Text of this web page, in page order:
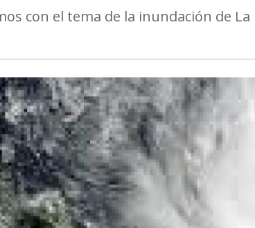
con el tema de la inundación de